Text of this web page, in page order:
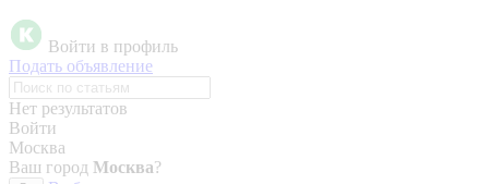
Войти в профиль
Подать объявление
Нет результатов
Войти
Москва
Ваш город Москва?